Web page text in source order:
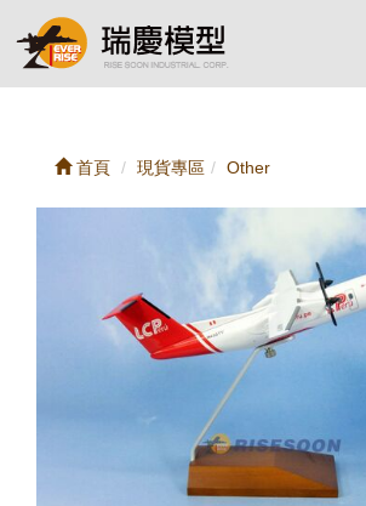
首頁 現貨專區 Other